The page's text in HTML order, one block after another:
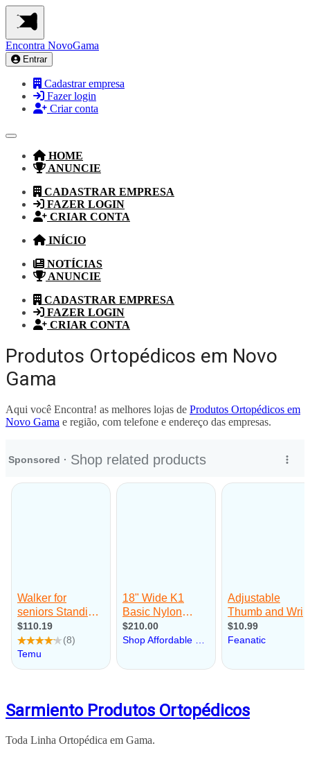
Encontra NovoGama
Entrar
Cadastrar empresa
Fazer login
Criar conta
HOME
ANUNCIE
CADASTRAR EMPRESA
FAZER LOGIN
CRIAR CONTA
INÍCIO
NOTÍCIAS
ANUNCIE
CADASTRAR EMPRESA
FAZER LOGIN
CRIAR CONTA
Produtos Ortopédicos em Novo
Gama
Aqui você Encontra! as melhores lojas de Produtos Ortopédicos em
Novo Gama e região, com telefone e endereço das empresas.
Sarmiento Produtos Ortopédicos
Toda Linha Ortopédica em Gama.